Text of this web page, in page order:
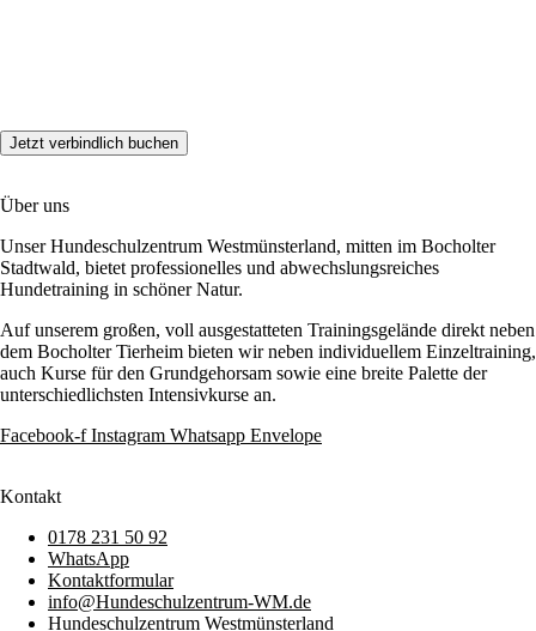
Über uns
Unser Hundeschulzentrum Westmünsterland, mitten im Bocholter
Stadtwald, bietet professionelles und abwechslungsreiches
Hundetraining in schöner Natur.
Auf unserem großen, voll ausgestatteten Trainingsgelände direkt neben
dem Bocholter Tierheim bieten wir neben individuellem Einzeltraining,
auch Kurse für den Grundgehorsam sowie eine breite Palette der
unterschiedlichsten Intensivkurse an.
Facebook-f Instagram Whatsapp Envelope
Kontakt
0178 231 50 92
WhatsApp
Kontaktformular
info@Hundeschulzentrum-WM.de
Hundeschulzentrum Westmünsterland